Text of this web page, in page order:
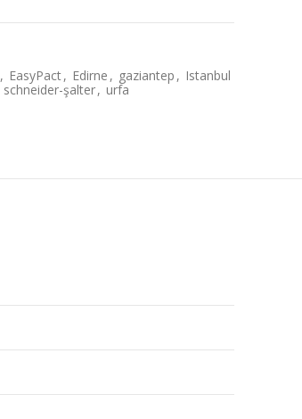
, EasyPact, Edirne , gaziantep , Istanbul
schneider-şalter, urfa